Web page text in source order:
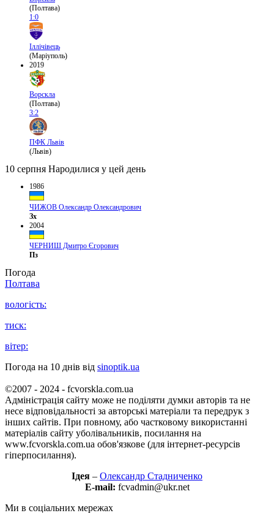
(Полтава)
1:0
Іллічівець
(Маріуполь)
2019
Ворскла
(Полтава)
3:2
ПФК Львів
(Львів)
10 серпня Народилися у цей день
1986
ЧИЖОВ Олександр Олександрович
Зх
2004
ЧЕРНИШ Дмитро Єгорович
Пз
Погода
Полтава
вологість:
тиск:
вітер:
Погода на 10 днів від sinoptik.ua
©2007 - 2024 - fcvorskla.com.ua
Адміністрація сайту може не поділяти думки авторів та не
несе відповідальності за авторські матеріали та передрук з
інших сайтів. При повному, або частковому використанні
матеріалів сайту уболівальників, посилання на
www.fcvorskla.com.ua обов'язкове (для інтернет-ресурсів
гіперпосилання).
Ідея – Олександр Стадниченко
E-mail: fcvadmin@ukr.net
Ми в соціальних мережах